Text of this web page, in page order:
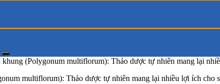
khung (Polygonum multiflorum): Thảo dược tự nhiên mang lại